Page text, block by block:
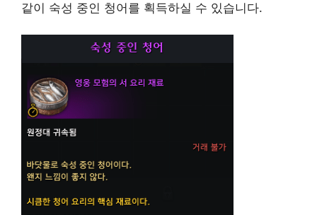
같이 숙성 중인 청어를 획득하실 수 있습니다.